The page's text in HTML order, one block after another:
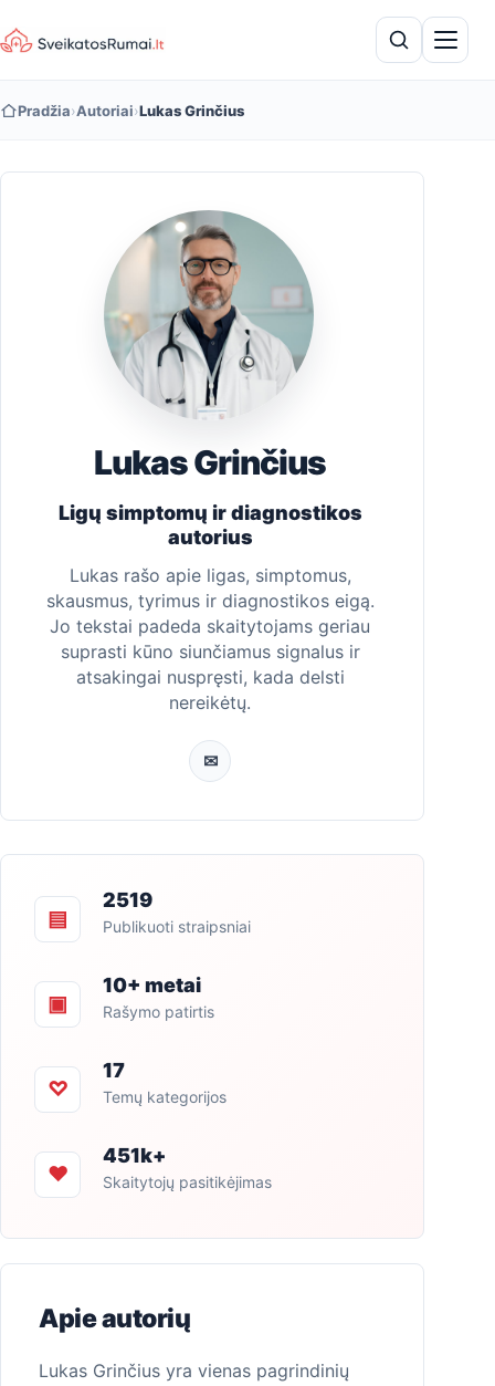
Pradžia›Autoriai›Lukas Grinčius
Lukas Grinčius
Ligų simptomų ir diagnostikos
autorius
Lukas rašo apie ligas, simptomus,
skausmus, tyrimus ir diagnostikos eigą.
Jo tekstai padeda skaitytojams geriau
suprasti kūno siunčiamus signalus ir
atsakingai nuspręsti, kada delsti
nereikėtų.
✉
▤
2519
Publikuoti straipsniai
▣
10+ metai
Rašymo patirtis
♡
17
Temų kategorijos
♥
451k+
Skaitytojų pasitikėjimas
Apie autorių
Lukas Grinčius yra vienas pagrindinių